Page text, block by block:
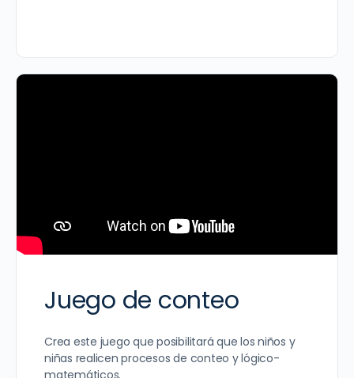
Juego de conteo
Crea este juego que posibilitará que los niños y
niñas realicen procesos de conteo y lógico-
matemáticos.